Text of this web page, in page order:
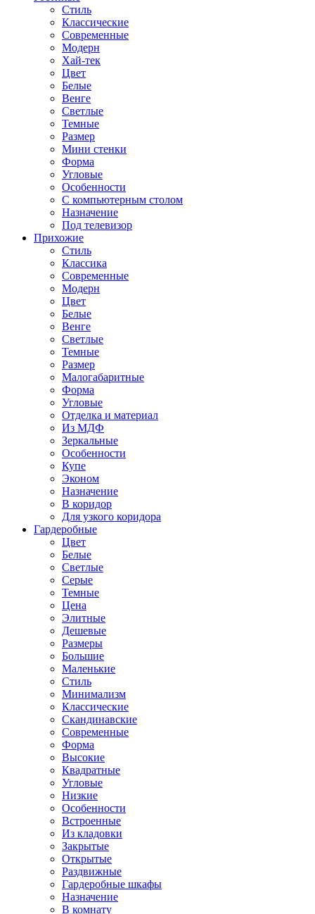
Стиль
Классические
Современные
Модерн
Хай-тек
Цвет
Белые
Венге
Светлые
Темные
Размер
Мини стенки
Форма
Угловые
Особенности
С компьютерным столом
Назначение
Под телевизор
Прихожие
Стиль
Классика
Современные
Модерн
Цвет
Белые
Венге
Светлые
Темные
Размер
Малогабаритные
Форма
Угловые
Отделка и материал
Из МДФ
Зеркальные
Особенности
Купе
Эконом
Назначение
В коридор
Для узкого коридора
Гардеробные
Цвет
Белые
Светлые
Серые
Темные
Цена
Элитные
Дешевые
Размеры
Большие
Маленькие
Стиль
Минимализм
Классические
Скандинавские
Современные
Форма
Высокие
Квадратные
Угловые
Низкие
Особенности
Встроенные
Из кладовки
Закрытые
Открытые
Раздвижные
Гардеробные шкафы
Назначение
В комнату